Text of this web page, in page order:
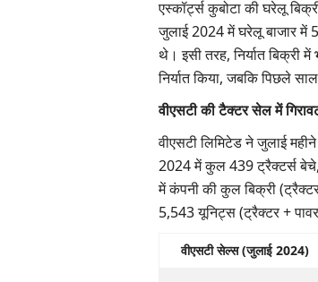
एस्कॉर्ट्स कुबोटा की घरेलू
जुलाई 2024 में घरेलू बाजार में
थे। इसी तरह, निर्यात बिक्री
निर्यात किया, जबकि पिछले
वीएसटी की टैक्टर सेल में
वीएसटी लिमिटेड ने जुलाई
2024 में कुल 439 ट्रैक्टर्स
में कंपनी की कुल बिक्री
5,543 यूनिट्स (ट्रैक्टर +
वीएसटी सेल्स (जुलाई 2024)